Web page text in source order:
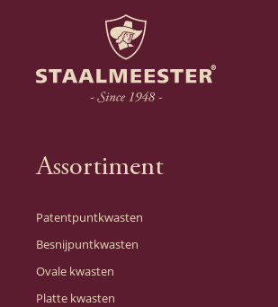
Assortiment
Patentpuntkwasten
Besnijpuntkwasten
Ovale kwasten
Platte kwasten